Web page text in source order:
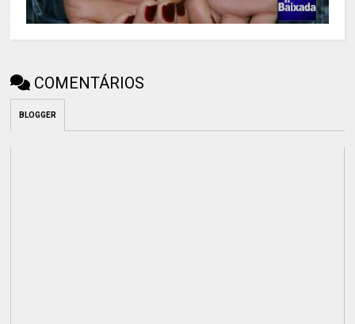
COMENTÁRIOS
BLOGGER